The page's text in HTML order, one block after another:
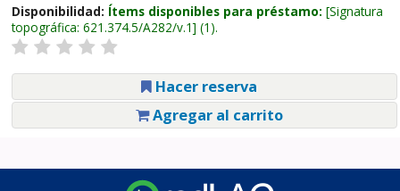
Disponibilidad: Ítems disponibles para préstamo: Signatura
topográfica: 621.374.5/A282/v.1 (1).
Hacer reserva
Agregar al carrito